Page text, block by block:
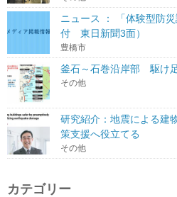
ニュース ： 「体験型防
付 東日新聞3面）
豊橋市
釜石～石巻沿岸部 駆け
その他
研究紹介：地震による建
策支援へ役立てる
その他
カテゴリー